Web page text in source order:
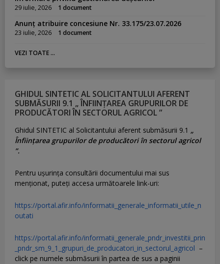
29 iulie, 2026 1 document
Anunț atribuire concesiune Nr. 33.175/23.07.2026
23 iulie, 2026 1 document
VEZI TOATE ...
GHIDUL SINTETIC AL SOLICITANTULUI AFERENT
SUBMĂSURII 9.1 „ ÎNFIINȚAREA GRUPURILOR DE
PRODUCĂTORI ÎN SECTORUL AGRICOL ”
Ghidul SINTETIC al Solicitantului aferent submăsurii 9.1 „
Înființarea grupurilor de producători în sectorul agricol
”.
Pentru uşurinţa consultării documentului mai sus
menţionat, puteţi accesa următoarele link-uri:
https://portal.afir.info/informatii_generale_informatii_utile_n
outati
https://portal.afir.info/informatii_generale_pndr_investitii_prin
_pndr_sm_9_1_grupuri_de_producatori_in_sectorul_agricol –
click pe numele submăsurii în partea de sus a paginii